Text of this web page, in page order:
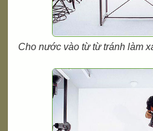
Cho nước vào từ từ tránh làm